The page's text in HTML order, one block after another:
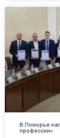
В Поморье
профессии»